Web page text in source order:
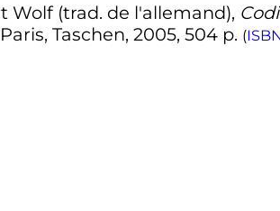
Wolf(trad. de l'allemand),
Taschen, 2005, 504 p. (